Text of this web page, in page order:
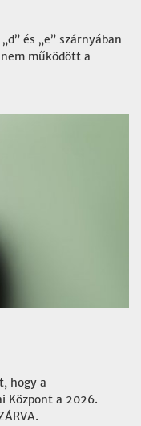
és „e” szárnyában
működött a
hogy a
Központ a 2026.